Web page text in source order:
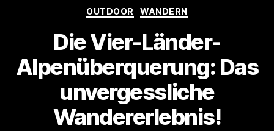
marketing
Kategorien
OUTDOOR WANDERN
Die Vier-Länder-
Alpenüberquerung: Das
unvergessliche
Wandererlebnis!